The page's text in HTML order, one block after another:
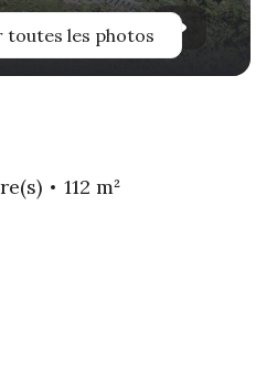
toutes les photos
112 m²